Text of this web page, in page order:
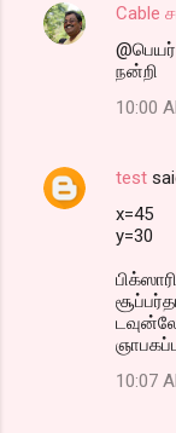
Cable
நன்றி
10:00
test
x=45
y=30
10:07